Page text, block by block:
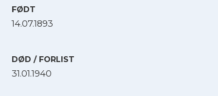
FØDT
14.07.1893
DØD / FORLIST
31.01.1940